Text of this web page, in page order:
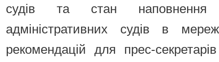
судів та стан наповнення
адміністративних судів в
рекомендацій для прес-